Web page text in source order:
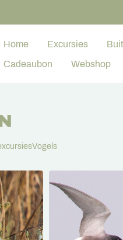
Home Excursies
Cadeaubon Webshop
Vogels